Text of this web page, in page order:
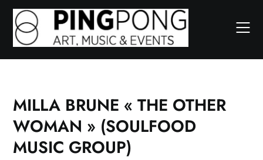
Skip
content
MILLA BRUNE « THE OTHER
WOMAN » (SOULFOOD
MUSIC GROUP)